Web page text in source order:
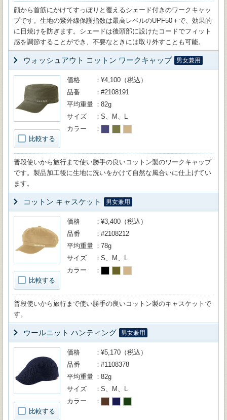
顔から首筋にかけてすっぽりと覆えるシェード付きのワークキャッ
プです。生地の紫外線保護指数は最高レベルのUPF50＋で、効果的
に日焼けを防ぎます。シェードは後頭部に設けたコードでフィット
感を調節することができ、不要なときには取り外すことも可能。
ウォッシュアウト コットン ワークキャップ 男女兼用
比較する
価格
¥4,100（税込）
品番
#2108191
平均重量
82g
サイズ
S、M、L
カラー
普段使いから旅行まで使い勝手の良いコットン製のワークキャップ
です。製品加工後に生地に洗いをかけて自然な風合いに仕上げてい
ます。
コットン キャスケット 男女兼用
比較する
価格
¥3,400（税込）
品番
#2108212
平均重量
78g
サイズ
S、M、L
カラー
普段使いから旅行まで使い勝手の良いコットン製のキャスケットで
す。
ウールニット ハンティング 男女兼用
比較する
価格
¥5,170（税込）
品番
#1108378
平均重量
82g
サイズ
S、M、L
カラー